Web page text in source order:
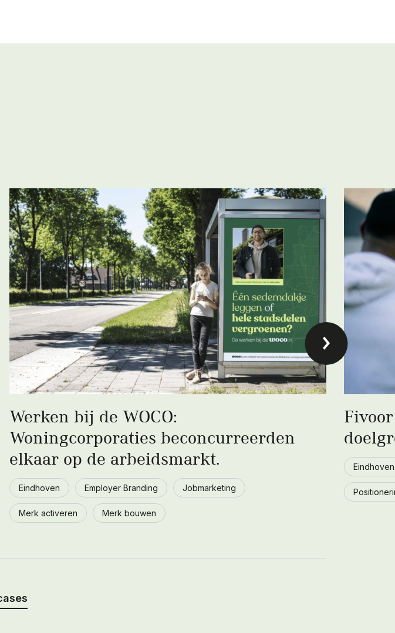
Werken bij de WOCO:
Woningcorporaties beconcurreerden
elkaar op de arbeidsmarkt.
Eindhoven Employer Branding Jobmarketing
Merk activeren Merk bouwen
Eindhoven